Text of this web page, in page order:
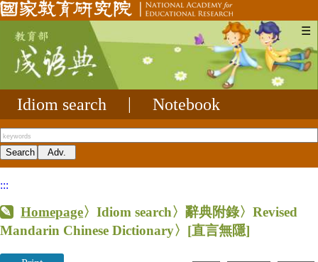
☰
Idiom search Notebook
:::
Homepage〉Idiom search〉辭典附錄〉Revised
Mandarin Chinese Dictionary〉 [直言無隱]